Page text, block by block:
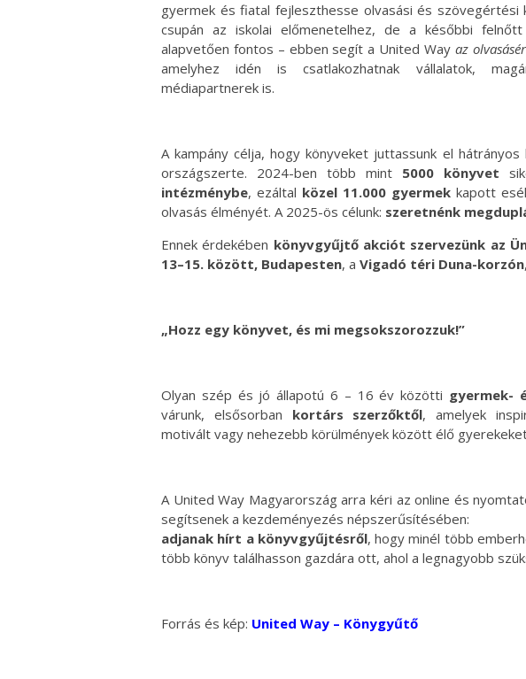
gyermek és fiatal fejleszthesse olvasási és szövegértési
csupán az iskolai előmenetelhez, de a későbbi
alapvetően fontos – ebben segít a United Way az
amelyhez idén is csatlakozhatnak vállalatok,
médiapartnerek is.
A kampány célja, hogy könyveket juttassunk el
országszerte. 2024-ben több mint 5000 könyvet
intézménybe, ezáltal közel 11.000 gyermek kapott
olvasás élményét. A 2025-ös célunk: szeretnénk
Ennek érdekében könyvgyűjtő akciót szervezünk az
13–15. között, Budapesten, a Vigadó téri Duna-korzón
„Hozz egy könyvet, és mi megsokszorozzuk!”
Olyan szép és jó állapotú 6 – 16 év közötti gyermek-
várunk, elsősorban kortárs szerzőktől, amelyek
motivált vagy nehezebb körülmények között élő
A United Way Magyarország arra kéri az online és
segítsenek a kezdeményezés népszerűsítésében:
adjanak hírt a könyvgyűjtésről, hogy minél több
több könyv találhasson gazdára ott, ahol a legnagyobb
Forrás és kép: United Way – Könygyűtő